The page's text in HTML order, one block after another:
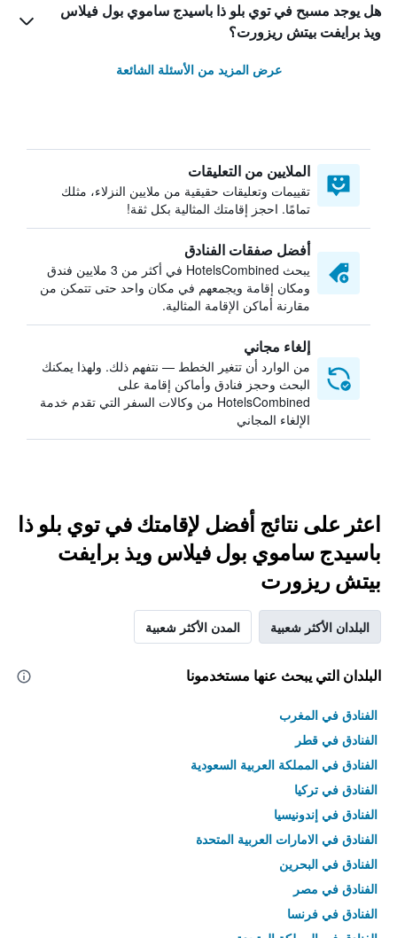
هل يوجد مسبح في توي بلو ذا باسيدج ساموي بول فيلاس
ويذ برايفت بيتش ريزورت؟
عرض المزيد من الأسئلة الشائعة
الملايين من التعليقات
تقييمات وتعليقات حقيقية من ملايين النزلاء، مثلك
تمامًا. احجز إقامتك المثالية بكل ثقة!
أفضل صفقات الفنادق
يبحث HotelsCombined في أكثر من 3 ملايين فندق
ومكان إقامة ويجمعهم في مكان واحد حتى تتمكن من
مقارنة أماكن الإقامة المثالية.
إلغاء مجاني
من الوارد أن تتغير الخطط — نتفهم ذلك. ولهذا يمكنك
البحث وحجز فنادق وأماكن إقامة على
HotelsCombined من وكالات السفر التي تقدم خدمة
الإلغاء المجاني
اعثر على نتائج أفضل لإقامتك في توي بلو ذا
باسيدج ساموي بول فيلاس ويذ برايفت
بيتش ريزورت
البلدان الأكثر شعبية المدن الأكثر شعبية
البلدان التي يبحث عنها مستخدمونا
الفنادق في المغرب
الفنادق في قطر
الفنادق في المملكة العربية السعودية
الفنادق في تركيا
الفنادق في إندونيسيا
الفنادق في الامارات العربية المتحدة
الفنادق في البحرين
الفنادق في مصر
الفنادق في فرنسا